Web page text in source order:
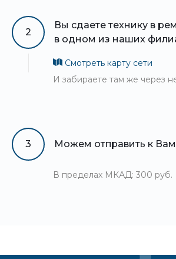
2
Вы сдаете технику в
в одном из наших
Смотреть карту сети
И забираете там же через
3 Можем отправить к Вам
В пределах МКАД: 300 руб.